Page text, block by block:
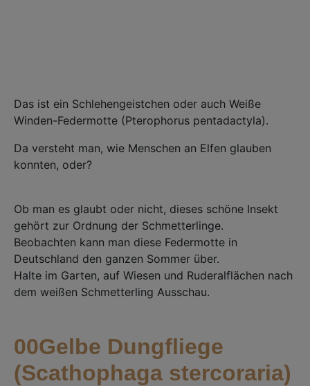
Das ist ein Schlehengeistchen oder auch Weiße
Winden-Federmotte (Pterophorus pentadactyla). ⁣
Da versteht man, wie Menschen an Elfen glauben
konnten, oder?
Ob man es glaubt oder nicht, dieses schöne Insekt
gehört zur Ordnung der Schmetterlinge.⁣
Beobachten kann man diese Federmotte in
Deutschland den ganzen Sommer über. ⁣
Halte im Garten, auf Wiesen und Ruderalflächen nach
dem weißen Schmetterling Ausschau. ⁣
00Gelbe Dungfliege
(Scathophaga stercoraria)